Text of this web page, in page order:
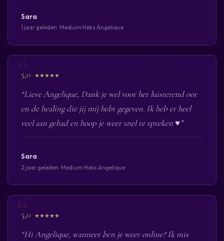
Sara
1 jaar geleden · Medium Heks Angelique
5,0 ★★★★★
“Lieve Angelique, Dank je wel voor het luisterend oor
en de healing die jij mij hebt gegeven. Ik heb er heel
veel aan gehad en hoop je weer snel te spreken ♥️”
Sara
2 jaar geleden · Medium Heks Angelique
5,0 ★★★★★
“Hi Angelique, wanneer ben je weer online? Ik mis